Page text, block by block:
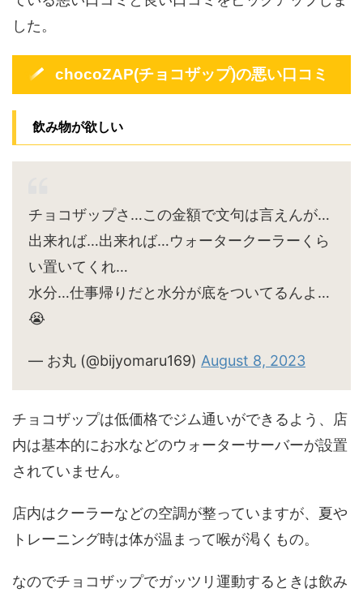
した。
chocoZAP(チョコザップ)の悪い口コミ
飲み物が欲しい
チョコザップさ…この金額で文句は言えんが…
出来れば…出来れば…ウォータークーラーくら
い置いてくれ…
水分…仕事帰りだと水分が底をついてるんよ…
😭
— お丸 (@bijyomaru169) August 8, 2023
チョコザップは低価格でジム通いができるよう、店
内は基本的にお水などのウォーターサーバーが設置
されていません。
店内はクーラーなどの空調が整っていますが、夏や
トレーニング時は体が温まって喉が渇くもの。
なのでチョコザップでガッツリ運動するときは飲み